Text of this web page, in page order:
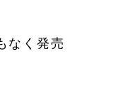
なく発売